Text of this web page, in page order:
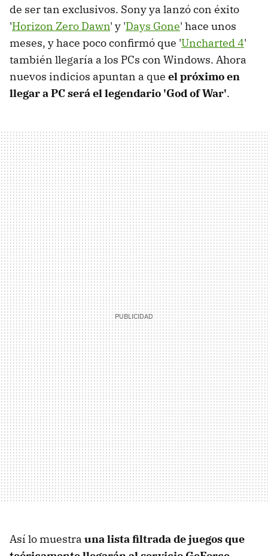
de ser tan exclusivos. Sony ya lanzó con éxito
'Horizon Zero Dawn' y 'Days Gone' hace unos
meses, y hace poco confirmó que 'Uncharted 4'
también llegaría a los PCs con Windows. Ahora
nuevos indicios apuntan a que el próximo en
llegar a PC será el legendario 'God of War'.
Así lo muestra una lista filtrada de juegos que